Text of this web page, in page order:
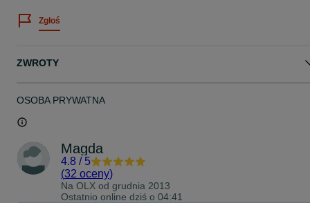
Zgłoś
ZWROTY
OSOBA PRYWATNA
Magda
4.8 / 5
(32 oceny)
Na OLX od grudnia 2013
Ostatnio online dziś o 04:41